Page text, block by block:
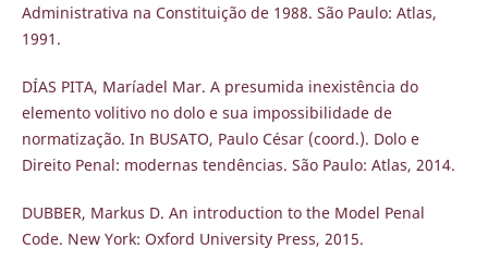
Administrativa na Constituição de 1988. São Paulo: Atlas,
1991.
DÍAS PITA, Maríadel Mar. A presumida inexistência do
elemento volitivo no dolo e sua impossibilidade de
normatização. In BUSATO, Paulo César (coord.). Dolo e
Direito Penal: modernas tendências. São Paulo: Atlas, 2014.
DUBBER, Markus D. An introduction to the Model Penal
Code. New York: Oxford University Press, 2015.